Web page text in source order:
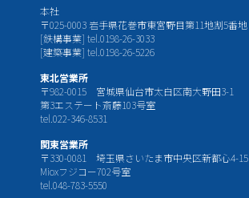
本社
〒025-0003 岩手県花巻市東宮野目第11地割5番地
[鉄構事業] tel.0198-26-3033
[建築事業] tel.0198-26-5226
東北営業所
〒982-0015 宮城県仙台市太白区南大野田3-1
第3エステート斎藤103号室
tel.022-346-8531
関東営業所
〒330-0081 埼玉県さいたま市中央区新都心4-15
Mioxフジコー702号室
tel.048-783-5550